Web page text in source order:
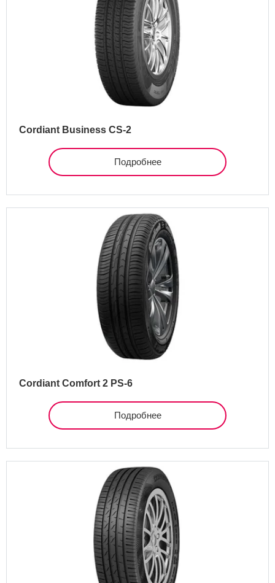
Cordiant Business CS-2
Подробнее
Cordiant Comfort 2 PS-6
Подробнее